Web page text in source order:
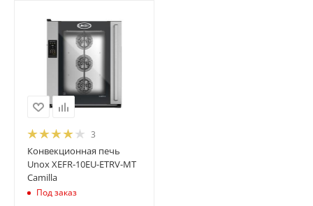
3
Конвекционная печь
Unox XEFR-10EU-ETRV-MT
Camilla
Под заказ